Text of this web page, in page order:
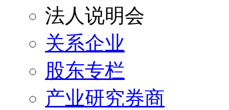
法人说明会
关系企业
股东专栏
产业研究券商